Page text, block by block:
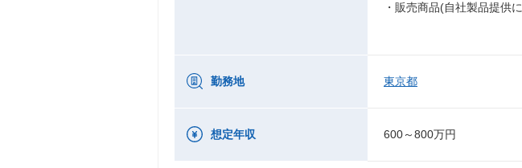
・販売商品(自社製品提供
勤務地 東京都
想定年収 600～800万円